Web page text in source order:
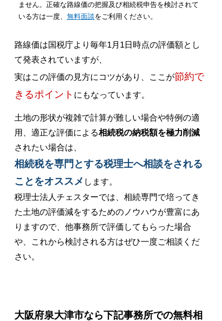
ません。正確な路線価の把握及び相続税申告を検討されて
いる方は一度、 無料面談をご利用ください。
路線価は国税庁より毎年1月1日時点の評価額とし
て発表されていますが、
実はこの評価の見方にコツがあり、ここが節約で
きるポイント にもなっています。
土地の形状が複雑で計算が難しい場合や特例の適
用、適正な評価による相続税の納税額を極力削減
されたい場合は、
相続税を専門とする税理士へ相談をされる
ことをオススメ します。
税理士法人チェスターでは、相続専門で培ってき
た土地の評価減をするためのノウハウが豊富にあ
りますので、他事務所で評価してもらった場合
や、これから検討される方はぜひ一度ご相談くだ
さい。
大阪府泉大津市なら下記事務所での無料相